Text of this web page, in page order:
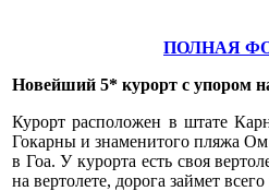
ПОЛНАЯ
Новейший 5* курорт с упором
Курорт расположен в штате
Гокарны и знаменитого пляжа
в Гоа. У курорта есть своя
на вертолете, дорога займет